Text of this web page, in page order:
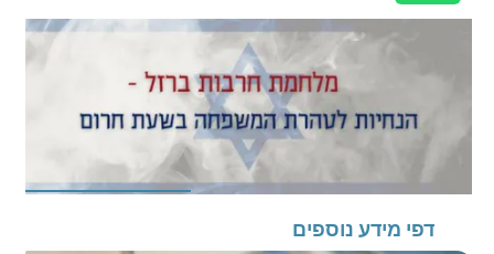
דפי מידע נוספים